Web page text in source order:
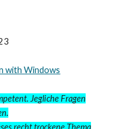
with Windows
Jegliche Fragen
recht trockene Thema